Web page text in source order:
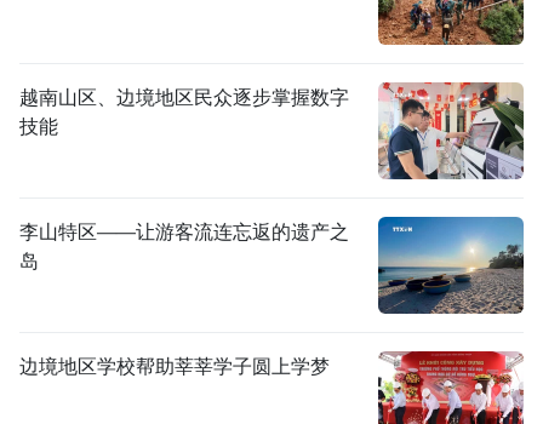
越南山区、边境地区民众逐步掌握数字
技能
李山特区——让游客流连忘返的遗产之
岛
边境地区学校帮助莘莘学子圆上学梦